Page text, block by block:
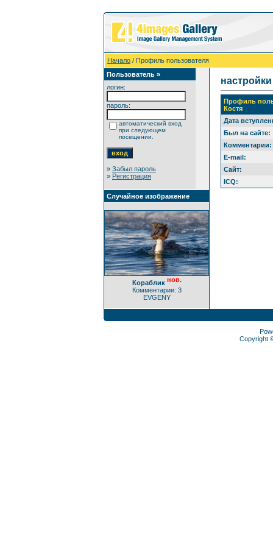
Начало / Профиль пользователя
Пользователь »
логин:
пароль:
автоматический вход
при следующем
посещении.
» Забыл пароль
» Регистрация
Случайное изображение
Кораблик нов.
Комментарии: 3
EVGENY
настройки
Профиль
Костя
Дата
Был на сайте:
Комментарии:
E-mail:
Сайт:
ICQ:
Copyright